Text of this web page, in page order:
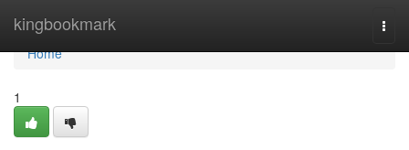
kingbookmark
Home
Home
1